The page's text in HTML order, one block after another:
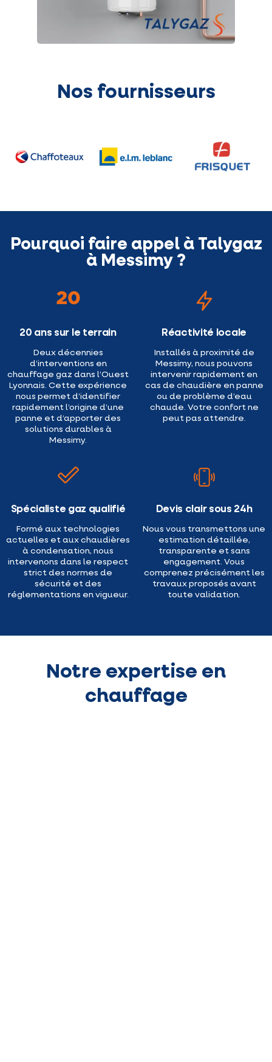
Nos fournisseurs
Pourquoi faire appel à Talygaz
à Messimy ?
20 ans sur le terrain
Deux décennies
d’interventions en
chauffage gaz dans l’Ouest
Lyonnais. Cette expérience
nous permet d’identifier
rapidement l’origine d’une
panne et d’apporter des
solutions durables à
Messimy.
Réactivité locale
Installés à proximité de
Messimy, nous pouvons
intervenir rapidement en
cas de chaudière en panne
ou de problème d’eau
chaude. Votre confort ne
peut pas attendre.
Spécialiste gaz qualifié
Formé aux technologies
actuelles et aux chaudières
à condensation, nous
intervenons dans le respect
strict des normes de
sécurité et des
réglementations en vigueur.
Devis clair sous 24h
Nous vous transmettons une
estimation détaillée,
transparente et sans
engagement. Vous
comprenez précisément les
travaux proposés avant
toute validation.
Notre expertise en
chauffage